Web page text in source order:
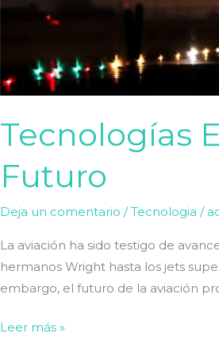
Tecnologías
Futuro
Deja un comentario /Tecnologia /
La aviación ha sido testigo de
hermanos Wright hasta los jets
embargo, el futuro de la aviación
Leer más »